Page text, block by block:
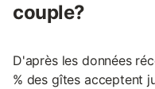
couple?
D'après les données
% des gîtes acceptent